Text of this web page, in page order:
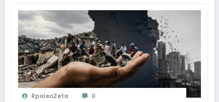
RpoleoZeta 0